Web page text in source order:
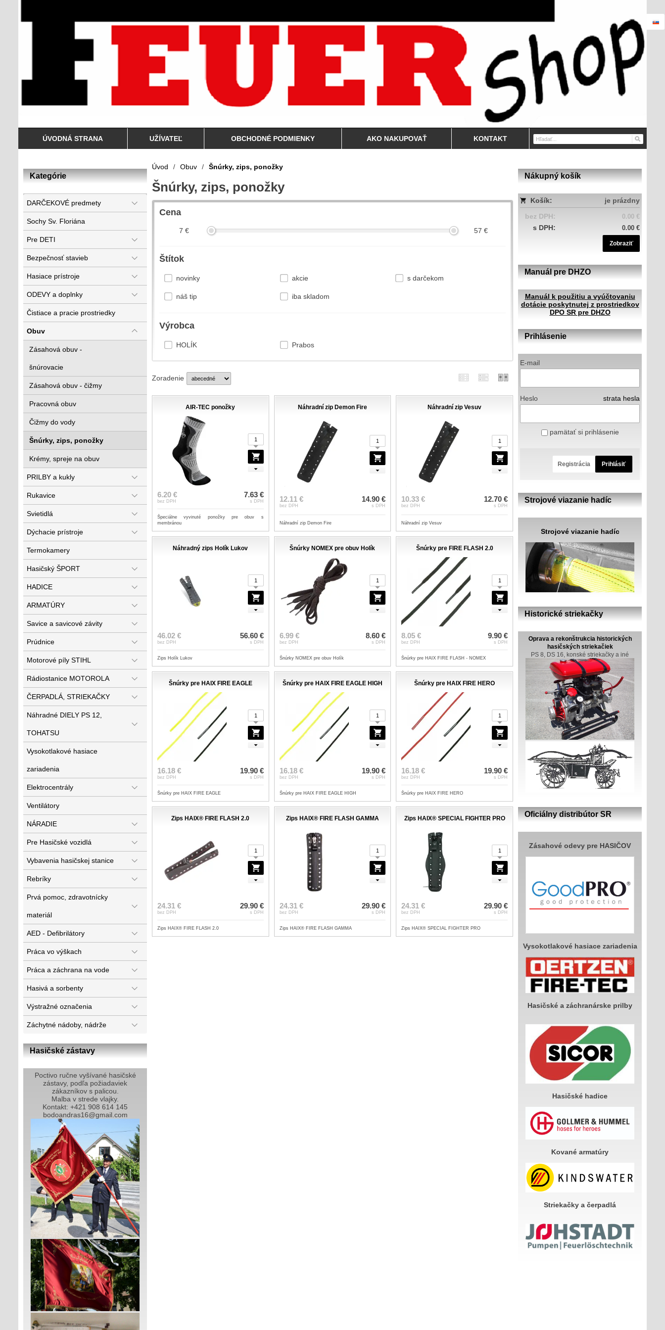
ÚVODNÁ STRANA UŽÍVATEĽ OBCHODNÉ PODMIENKY AKO NAKUPOVAŤ KONTAKT
Kategórie
DARČEKOVÉ predmety
Sochy Sv. Floriána
Pre DETI
Bezpečnosť stavieb
Hasiace prístroje
ODEVY a doplnky
Čistiace a pracie prostriedky
Obuv
Zásahová obuv -
šnúrovacie
Zásahová obuv - čižmy
Pracovná obuv
Čižmy do vody
Šnúrky, zips, ponožky
Krémy, spreje na obuv
PRILBY a kukly
Rukavice
Svietidlá
Dýchacie prístroje
Termokamery
Hasičský ŠPORT
HADICE
ARMATÚRY
Savice a savicové závity
Prúdnice
Motorové píly STIHL
Rádiostanice MOTOROLA
ČERPADLÁ, STRIEKAČKY
Náhradné DIELY PS 12,
TOHATSU
Vysokotlakové hasiace
zariadenia
Elektrocentrály
Ventilátory
NÁRADIE
Pre Hasičské vozidlá
Vybavenia hasičskej stanice
Rebríky
Prvá pomoc, zdravotnícky
materiál
AED - Defibrilátory
Práca vo výškach
Práca a záchrana na vode
Hasivá a sorbenty
Výstražné označenia
Záchytné nádoby, nádrže
Hasičské zástavy
Poctivo ručne vyšívané hasičské
zástavy, podľa požiadaviek
zákazníkov s palicou.
Malba v strede vlajky.
Kontakt: +421 908 614 145
bodoandras16@gmail.com
Nákupný košík
Košík:
je prázdny
bez DPH:
0.00 €
s DPH: 0.00 €
Zobraziť
Manuál pre DHZO
Manuál k použitiu a vyúčtovaniu
dotácie poskytnutej z prostriedkov
DPO SR pre DHZO
Prihlásenie
E-mail
Heslo strata hesla
pamätať si prihlásenie
Registrácia Prihlásiť
Strojové viazanie hadíc
Strojové viazanie hadíc
Historické striekačky
Oprava a rekonštrukcia historických
hasičských striekačiek
PS 8, DS 16, konské striekačky a iné
Oficiálny distribútor SR
Zásahové odevy pre HASIČOV
Vysokotlakové hasiace zariadenia
Hasičské a záchranárske prilby
Hasičské hadice
Kované armatúry
Striekačky a čerpadlá
Úvod / Obuv / Šnúrky, zips, ponožky
Šnúrky, zips, ponožky
Cena
7 € 57 €
Štítok
novinky akcie s darčekom
náš tip iba skladom
Výrobca
HOLÍK Prabos
Zoradenie
AIR-TEC ponožky
6.20 €
bez DPH
7.63 €
s DPH
Špeciálne vyvinuté ponožky pre obuv s
membránou
Náhradní zip Demon Fire
12.11 €
bez DPH
14.90 €
s DPH
Náhradní zip Demon Fire
Náhradní zip Vesuv
10.33 €
bez DPH
12.70 €
s DPH
Náhradní zip Vesuv
Náhradný zips Holík Lukov
46.02 €
bez DPH
56.60 €
s DPH
Zips Holík Lukov
Šnúrky NOMEX pre obuv Holík
6.99 €
bez DPH
8.60 €
s DPH
Šnúrky NOMEX pre obuv Holík
Šnúrky pre FIRE FLASH 2.0
8.05 €
bez DPH
9.90 €
s DPH
Šnúrky pre HAIX FIRE FLASH - NOMEX
Šnúrky pre HAIX FIRE EAGLE
16.18 €
bez DPH
19.90 €
s DPH
Šnúrky pre HAIX FIRE EAGLE
Šnúrky pre HAIX FIRE EAGLE HIGH
16.18 €
bez DPH
19.90 €
s DPH
Šnúrky pre HAIX FIRE EAGLE HIGH
Šnúrky pre HAIX FIRE HERO
16.18 €
bez DPH
19.90 €
s DPH
Šnúrky pre HAIX FIRE HERO
Zips HAIX® FIRE FLASH 2.0
24.31 €
bez DPH
29.90 €
s DPH
Zips HAIX® FIRE FLASH 2.0
Zips HAIX® FIRE FLASH GAMMA
24.31 €
bez DPH
29.90 €
s DPH
Zips HAIX® FIRE FLASH GAMMA
Zips HAIX® SPECIAL FIGHTER PRO
24.31 €
bez DPH
29.90 €
s DPH
Zips HAIX® SPECIAL FIGHTER PRO